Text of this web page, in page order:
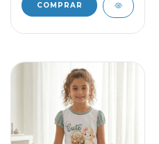
COMPRAR